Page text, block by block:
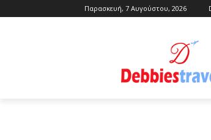
Παρασκευή, 7 Αυγούστου, 2026